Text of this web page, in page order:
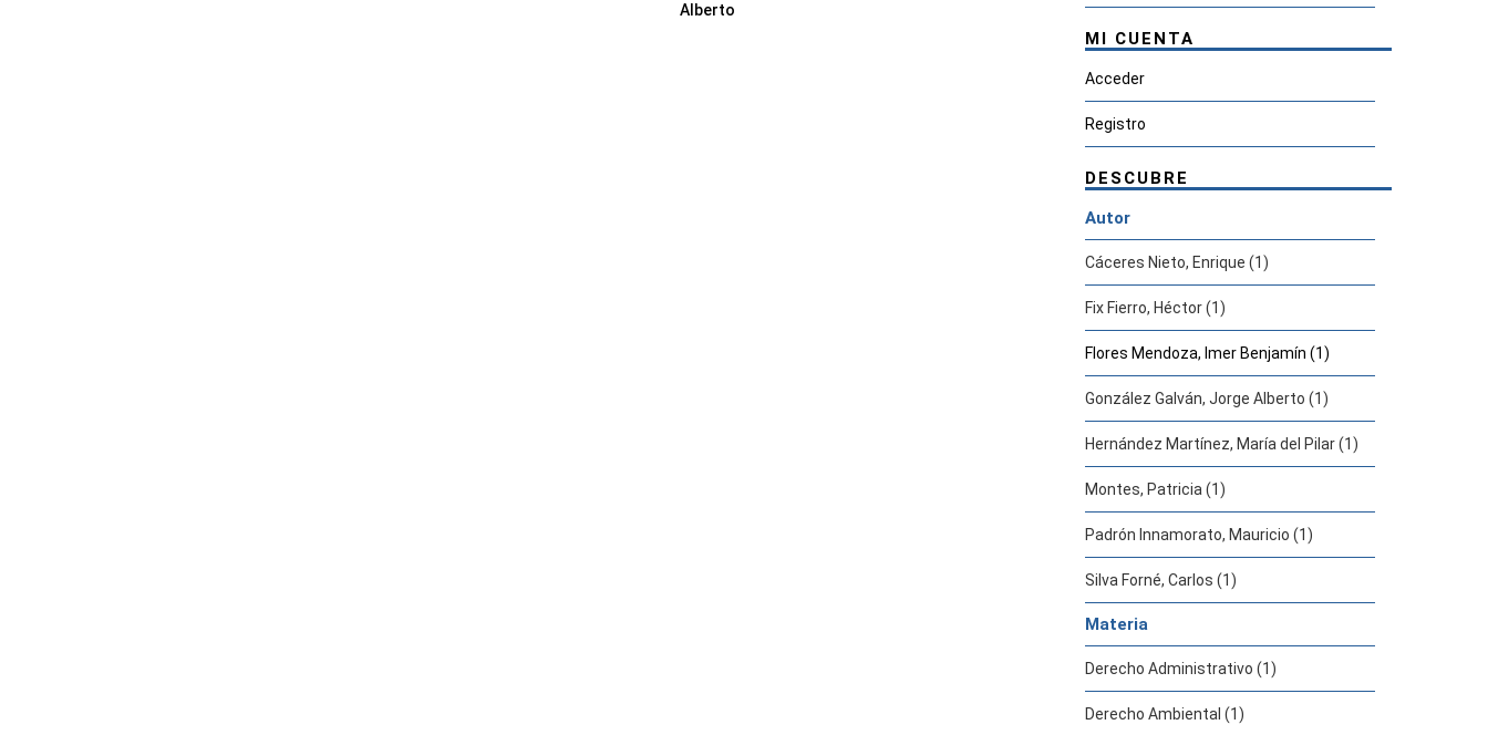
Alberto
MI CUENTA
Acceder
Registro
DESCUBRE
Autor
Cáceres Nieto, Enrique (1)
Fix Fierro, Héctor (1)
Flores Mendoza, Imer Benjamín (1)
González Galván, Jorge Alberto (1)
Hernández Martínez, María del Pilar (1)
Montes, Patricia (1)
Padrón Innamorato, Mauricio (1)
Silva Forné, Carlos (1)
Materia
Derecho Administrativo (1)
Derecho Ambiental (1)